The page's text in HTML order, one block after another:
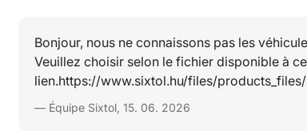
Bonjour, nous ne connaissons pas les
Veuillez choisir selon le fichier disponible à ce
lien.https://www.sixtol.hu/files/
— Équipe Sixtol, 15. 06. 2026